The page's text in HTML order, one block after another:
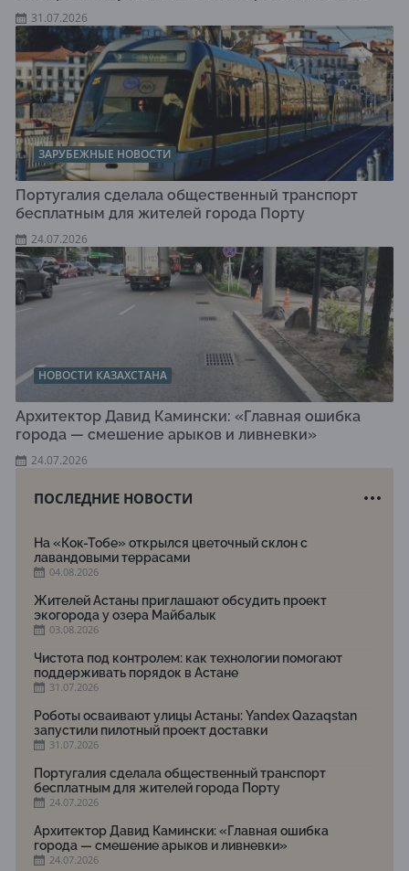
31.07.2026
ЗАРУБЕЖНЫЕ НОВОСТИ
Португалия сделала общественный транспорт
бесплатным для жителей города Порту
24.07.2026
НОВОСТИ КАЗАХСТАНА
Архитектор Давид Камински: «Главная ошибка
города — смешение арыков и ливневки»
24.07.2026
ПОСЛЕДНИЕ НОВОСТИ
На «Кок-Тобе» открылся цветочный склон с
лавандовыми террасами
04.08.2026
Жителей Астаны приглашают обсудить проект
экогорода у озера Майбалык
03.08.2026
Чистота под контролем: как технологии помогают
поддерживать порядок в Астане
31.07.2026
Роботы осваивают улицы Астаны: Yandex Qazaqstan
запустили пилотный проект доставки
31.07.2026
Португалия сделала общественный транспорт
бесплатным для жителей города Порту
24.07.2026
Архитектор Давид Камински: «Главная ошибка
города — смешение арыков и ливневки»
24.07.2026